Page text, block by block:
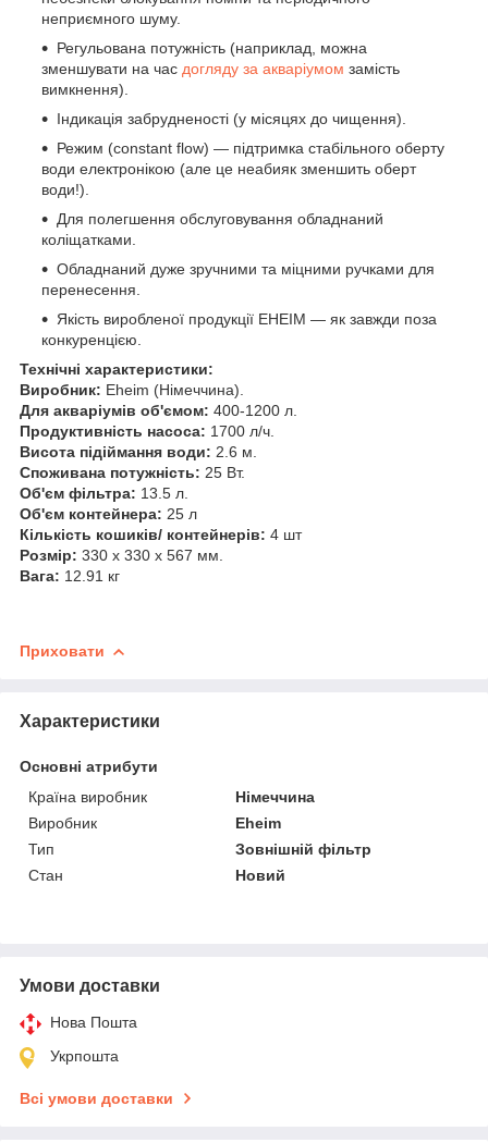
неприємного шуму.
Регульована потужність (наприклад, можна
зменшувати на час догляду за акваріумом замість
вимкнення).
Індикація забрудненості (у місяцях до чищення).
Режим (constant flow) — підтримка стабільного оберту
води електронікою (але це неабияк зменшить оберт
води!).
Для полегшення обслуговування обладнаний
коліщатками.
Обладнаний дуже зручними та міцними ручками для
перенесення.
Якість виробленої продукції EHEIM — як завжди поза
конкуренцією.
Технічні характеристики:
Виробник: Eheim (Німеччина).
Для акваріумів об'ємом: 400-1200 л.
Продуктивність насоса: 1700 л/ч.
Висота підіймання води: 2.6 м.
Споживана потужність: 25 Вт.
Об'єм фільтра: 13.5 л.
Об'єм контейнера: 25 л
Кількість кошиків/ контейнерів: 4 шт
Розмір: 330 x 330 x 567 мм.
Вага: 12.91 кг
Приховати
Характеристики
Основні атрибути
Країна виробник
Німеччина
Виробник
Eheim
Тип
Зовнішній фільтр
Стан
Новий
Умови доставки
Нова Пошта
Укрпошта
Всі умови доставки